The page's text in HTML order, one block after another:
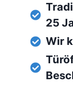
25
Wir